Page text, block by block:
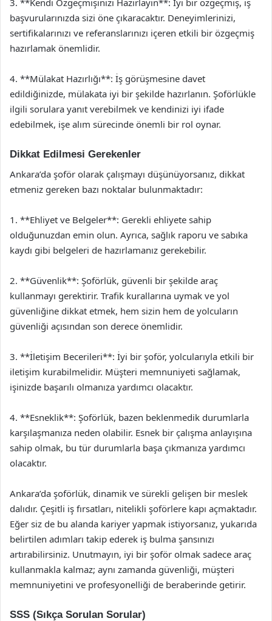
3. **Kendi Özgeçmişinizi Hazırlayın**: İyi bir özgeçmiş, iş
başvurularınızda sizi öne çıkaracaktır. Deneyimlerinizi,
sertifikalarınızı ve referanslarınızı içeren etkili bir özgeçmiş
hazırlamak önemlidir.
4. **Mülakat Hazırlığı**: İş görüşmesine davet
edildiğinizde, mülakata iyi bir şekilde hazırlanın. Şoförlükle
ilgili sorulara yanıt verebilmek ve kendinizi iyi ifade
edebilmek, işe alım sürecinde önemli bir rol oynar.
Dikkat Edilmesi Gerekenler
Ankara’da şoför olarak çalışmayı düşünüyorsanız, dikkat
etmeniz gereken bazı noktalar bulunmaktadır:
1. **Ehliyet ve Belgeler**: Gerekli ehliyete sahip
olduğunuzdan emin olun. Ayrıca, sağlık raporu ve sabıka
kaydı gibi belgeleri de hazırlamanız gerekebilir.
2. **Güvenlik**: Şoförlük, güvenli bir şekilde araç
kullanmayı gerektirir. Trafik kurallarına uymak ve yol
güvenliğine dikkat etmek, hem sizin hem de yolcuların
güvenliği açısından son derece önemlidir.
3. **İletişim Becerileri**: İyi bir şoför, yolcularıyla etkili bir
iletişim kurabilmelidir. Müşteri memnuniyeti sağlamak,
işinizde başarılı olmanıza yardımcı olacaktır.
4. **Esneklik**: Şoförlük, bazen beklenmedik durumlarla
karşılaşmanıza neden olabilir. Esnek bir çalışma anlayışına
sahip olmak, bu tür durumlarla başa çıkmanıza yardımcı
olacaktır.
Ankara’da şoförlük, dinamik ve sürekli gelişen bir meslek
dalıdır. Çeşitli iş fırsatları, nitelikli şoförlere kapı açmaktadır.
Eğer siz de bu alanda kariyer yapmak istiyorsanız, yukarıda
belirtilen adımları takip ederek iş bulma şansınızı
artırabilirsiniz. Unutmayın, iyi bir şoför olmak sadece araç
kullanmakla kalmaz; aynı zamanda güvenliği, müşteri
memnuniyetini ve profesyonelliği de beraberinde getirir.
SSS (Sıkça Sorulan Sorular)